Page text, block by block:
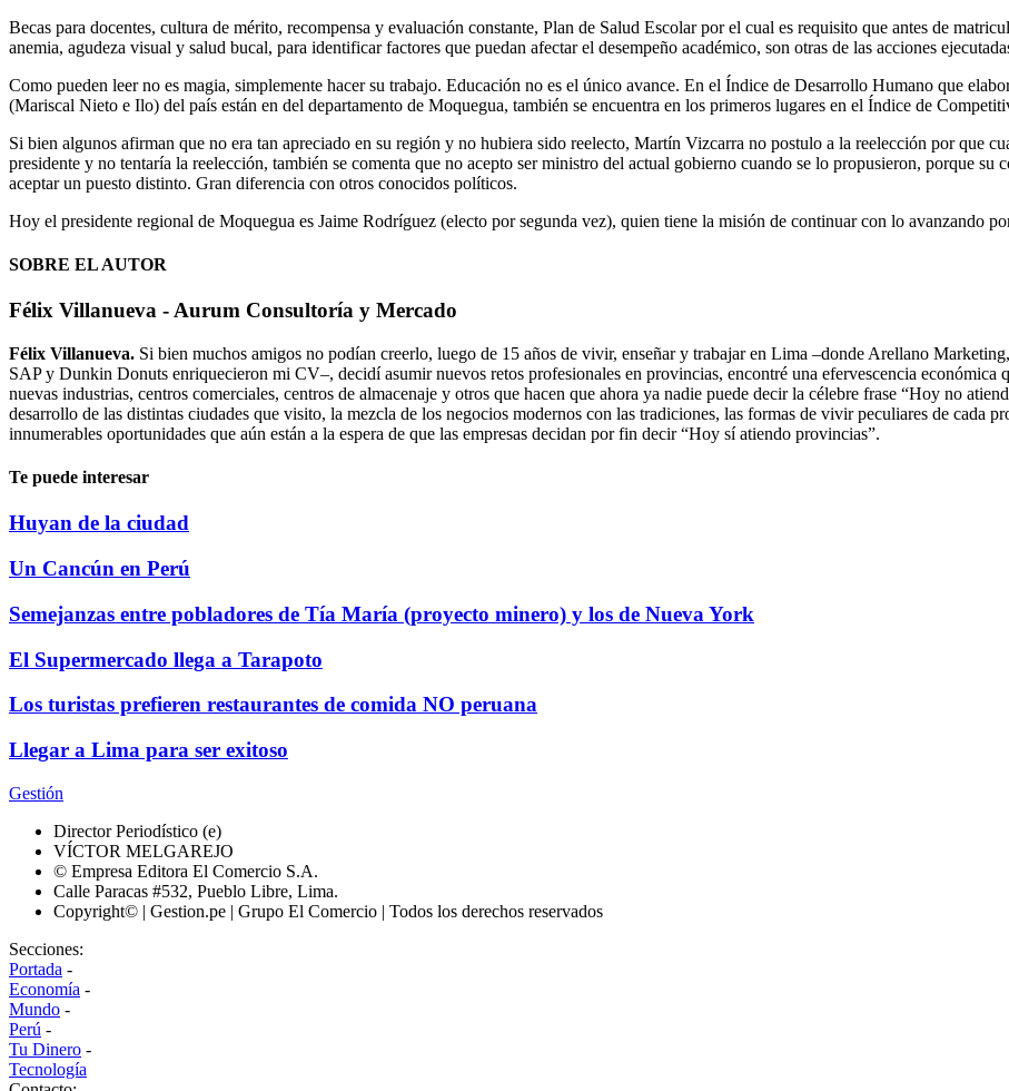
Becas para docentes, cultura de mérito, recompensa y evaluación constante, Plan de Salud Escolar por el cual es requisito que antes de
anemia, agudeza visual y salud bucal, para identificar factores que puedan afectar el desempeño académico, son otras de las acciones
Como pueden leer no es magia, simplemente hacer su trabajo. Educación no es el único avance. En el Índice de Desarrollo Humano que
(Mariscal Nieto e Ilo) del país están en del departamento de Moquegua, también se encuentra en los primeros lugares en el Índice de
Si bien algunos afirman que no era tan apreciado en su región y no hubiera sido reelecto, Martín Vizcarra no postulo a la reelección por que
presidente y no tentaría la reelección, también se comenta que no acepto ser ministro del actual gobierno cuando se lo propusieron, porque su
aceptar un puesto distinto. Gran diferencia con otros conocidos políticos.
Hoy el presidente regional de Moquegua es Jaime Rodríguez (electo por segunda vez), quien tiene la misión de continuar con lo avanzando
SOBRE EL AUTOR
Félix Villanueva - Aurum Consultoría y Mercado
Félix Villanueva. Si bien muchos amigos no podían creerlo, luego de 15 años de vivir, enseñar y trabajar en Lima –donde Arellano
SAP y Dunkin Donuts enriquecieron mi CV–, decidí asumir nuevos retos profesionales en provincias, encontré una efervescencia económica
nuevas industrias, centros comerciales, centros de almacenaje y otros que hacen que ahora ya nadie puede decir la célebre frase “Hoy no
desarrollo de las distintas ciudades que visito, la mezcla de los negocios modernos con las tradiciones, las formas de vivir peculiares de cada
innumerables oportunidades que aún están a la espera de que las empresas decidan por fin decir “Hoy sí atiendo provincias”.
Te puede interesar
Huyan de la ciudad
Un Cancún en Perú
Semejanzas entre pobladores de Tía María (proyecto minero) y los de Nueva York
El Supermercado llega a Tarapoto
Los turistas prefieren restaurantes de comida NO peruana
Llegar a Lima para ser exitoso
Gestión
Director Periodístico (e)
VÍCTOR MELGAREJO
© Empresa Editora El Comercio S.A.
Calle Paracas #532, Pueblo Libre, Lima.
Copyright© | Gestion.pe | Grupo El Comercio | Todos los derechos reservados
Secciones:
Portada -
Economía -
Mundo -
Perú -
Tu Dinero -
Tecnología